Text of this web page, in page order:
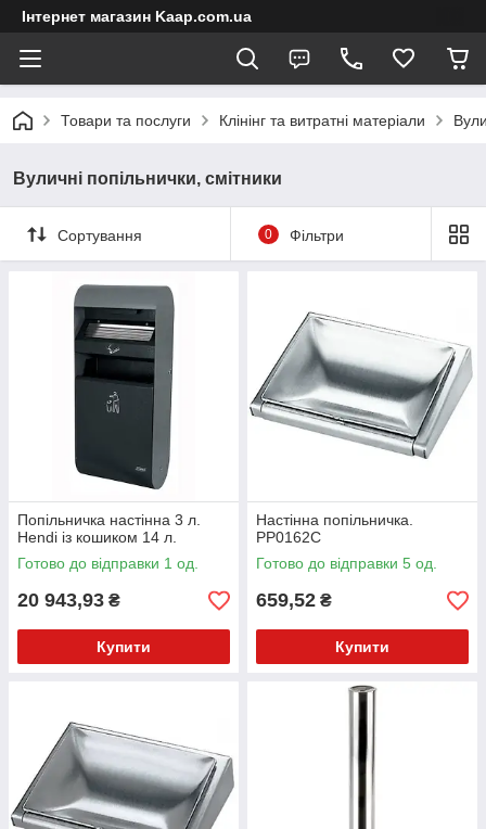
Інтернет магазин Kaap.com.ua
Товари та послуги Клінінг та витратні матеріали
Вуличні попільнички, смітники
Сортування 0 Фільтри
Попільничка настінна 3 л.
Hendi із кошиком 14 л.
Готово до відправки 1 од.
20 943,93 ₴
Купити
Настінна попільничка.
PP0162C
Готово до відправки 5 од.
659,52 ₴
Купити